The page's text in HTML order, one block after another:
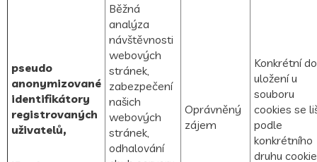
pseudo
anonymizované
identifikátory
registrovaných
uživatelů,
Běžná
analýza
návštěvnosti
webových
stránek,
zabezpečení
našich
webových
stránek,
odhalování
Oprávněný
zájem
Konkrétní
uložení u
souboru
cookies se
podle
konkrétního
druhu cookie